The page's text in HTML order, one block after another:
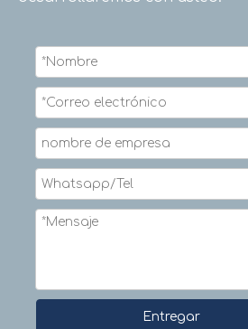
Entregar